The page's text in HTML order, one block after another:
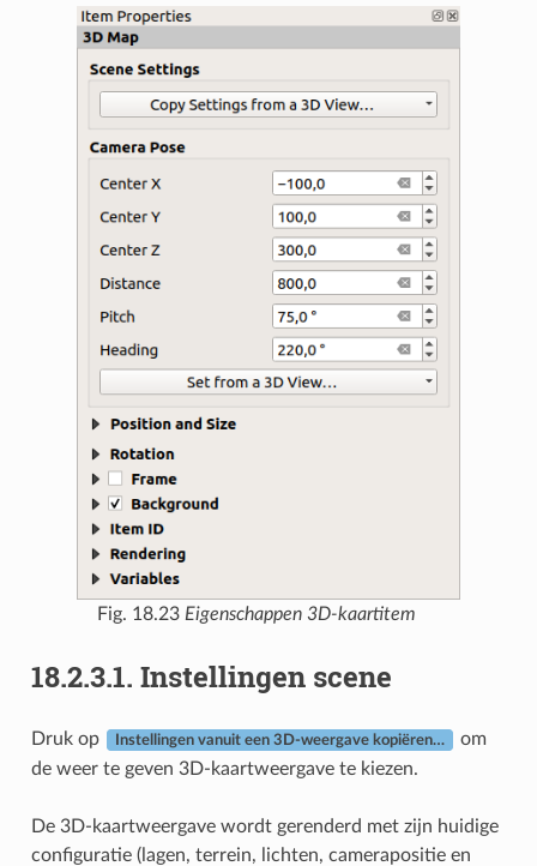
Fig. 18.23 Eigenschappen 3D-kaartitem
18.2.3.1. Instellingen scene
Druk op Instellingen vanuit een 3D-weergave kopiëren…
om
de weer te geven 3D-kaartweergave te kiezen.
De 3D-kaartweergave wordt gerenderd met zijn huidige
configuratie (lagen, terrein, lichten, camerapositie en